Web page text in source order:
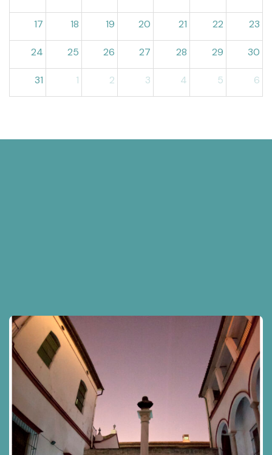
17 18 19 20 21 22 23
24 25 26 27 28 29 30
31 1 2 3 4 5 6